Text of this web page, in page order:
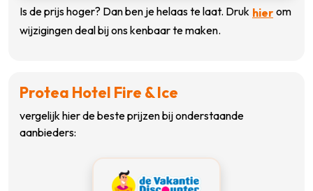
Is de prijs hoger? Dan ben je helaas te laat. Druk hier om
wijzigingen deal bij ons kenbaar te maken.
Protea Hotel Fire & Ice
vergelijk hier de beste prijzen bij onderstaande
aanbieders: